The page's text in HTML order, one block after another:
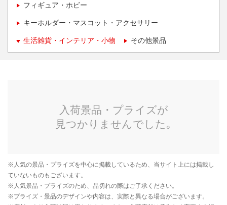
フィギュア・ホビー
キーホルダー・マスコット・アクセサリー
生活雑貨・インテリア・小物 その他景品